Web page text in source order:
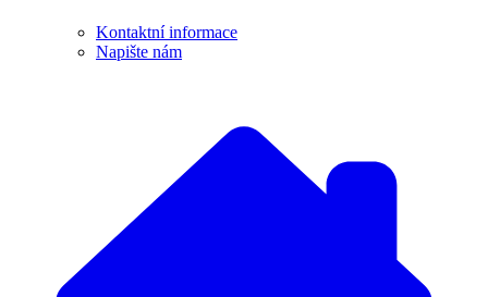
Kontaktní informace
Napište nám